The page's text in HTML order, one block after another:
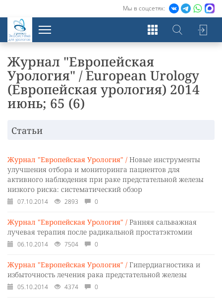
Мы в соцсетях:
Экосистема
для урологов
Журнал "Европейская
Урология" / European Urology
(Европейская урология) 2014
июнь; 65 (6)
Статьи
Журнал "Европейская Урология" / Новые инструменты
улучшения отбора и мониторинга пациентов для
активного наблюдения при раке предстательной железы
низкого риска: систематический обзор
07.10.2014 2893 0
Журнал "Европейская Урология" / Ранняя сальважная
лучевая терапия после радикальной простатэктомии
06.10.2014 7504 0
Журнал "Европейская Урология" / Гипердиагностика и
избыточность лечения рака предстательной железы
05.10.2014 4374 0